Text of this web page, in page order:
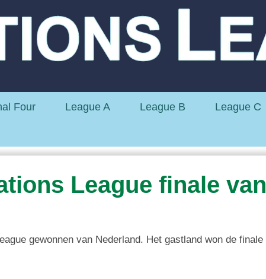
Four League A League B League C
League finale van
gewonnen van Nederland. Het gastland won de finale